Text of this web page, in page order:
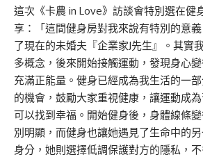
這次《卡農 in Love》訪談會特別選在健
享：「這間健身房對我來說有特別的意
了現在的未婚夫『企業家J先生』。其實
多概念，後來開始接觸運動，發現身心
充滿正能量。健身已經成為我生活的一
的機會，鼓勵大家重視健康，讓運動成
可以找到幸福。開始健身後，身體線條
別明顯，而健身也讓她遇見了生命中的
身分，她則選擇低調保護對方的隱私，